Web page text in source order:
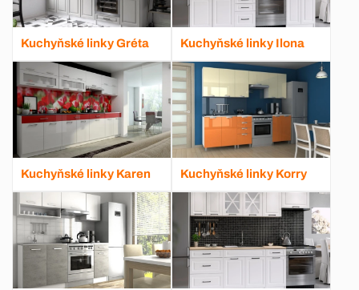
Kuchyňské linky Gréta Kuchyňské linky Ilona
Kuchyňské linky Karen Kuchyňské linky Korry